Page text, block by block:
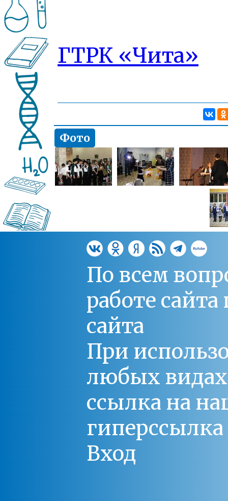
ГТРК «Чита»
Фото
По всем
работе
сайта
При
любых
ссылка на
Вход